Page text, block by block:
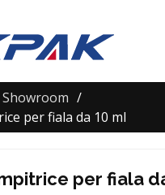
Showroom
per fiala da 10 ml
per fiala